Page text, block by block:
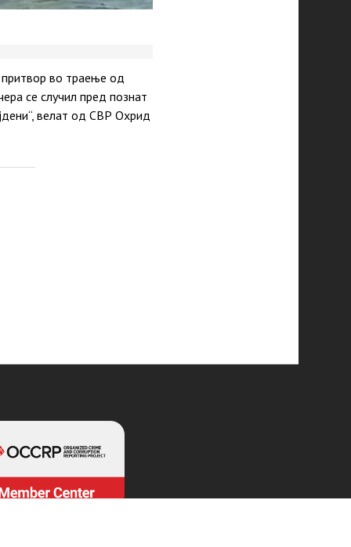
во траење од
се случил пред познат
велат од СВР Охрид